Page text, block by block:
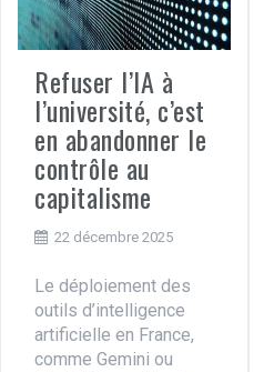
Refuser l’IA à
l’université, c’est
en abandonner le
contrôle au
capitalisme
22 décembre 2025
Le déploiement des
outils d’intelligence
artificielle en France,
comme Gemini ou